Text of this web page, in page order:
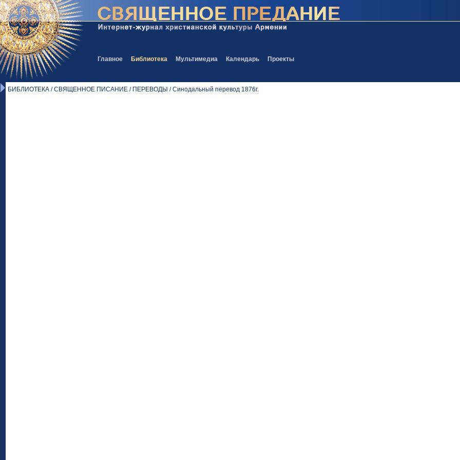
Главное Библиотека Мультимедиа Календарь Проекты
БИБЛИОТЕКА / СВЯЩЕННОЕ ПИСАНИЕ / ПЕРЕВОДЫ / Синодальный перевод 1876г.